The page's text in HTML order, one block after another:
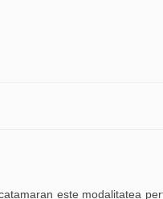
este modalitatea